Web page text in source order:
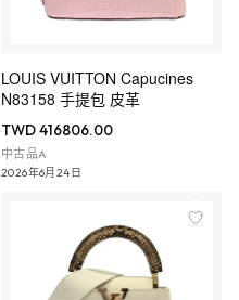
LOUIS VUITTON Capucines
N83158 手提包 皮革
TWD 416806.00
中古品A
2026年6月24日